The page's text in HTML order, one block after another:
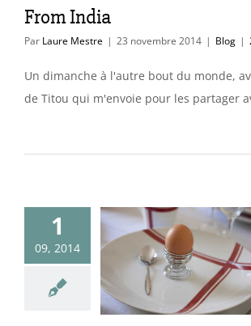
From India
Par Laure Mestre | 23 novembre 2014 | Blog |
Un dimanche à l'autre bout du monde,
de Titou qui m'envoie pour les partager
1
09, 2014
de torchon
& idées
& astuces